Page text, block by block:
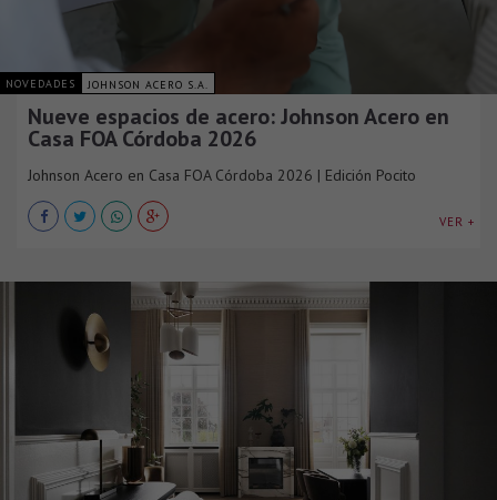
NOVEDADES JOHNSON ACERO S.A.
Nueve espacios de acero: Johnson Acero en
Casa FOA Córdoba 2026
Johnson Acero en Casa FOA Córdoba 2026 | Edición Pocito
VER +